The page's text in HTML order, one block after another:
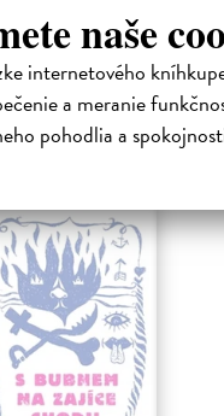
naše
internetového
a meranie
pohodlia a